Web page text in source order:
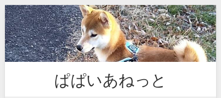
Skip
to
content
ぱぱいあねっと